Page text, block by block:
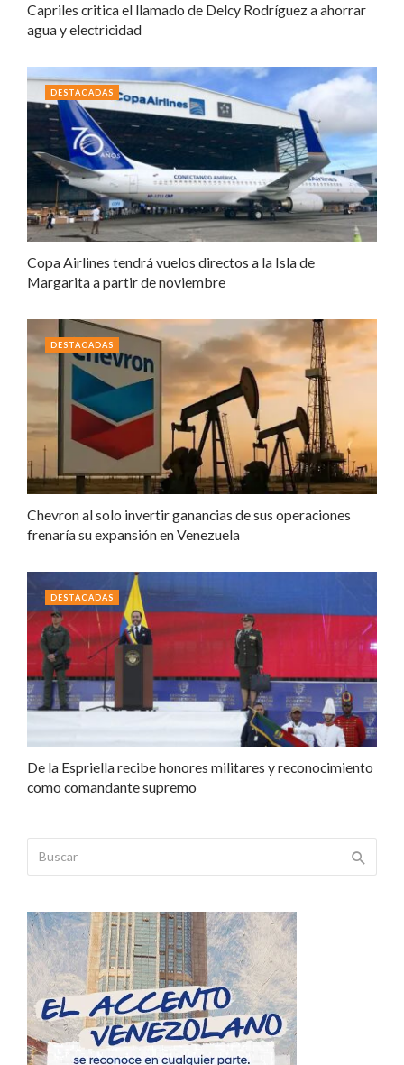
Capriles critica el llamado de Delcy Rodríguez a ahorrar
agua y electricidad
Copa Airlines tendrá vuelos directos a la Isla de
Margarita a partir de noviembre
DESTACADAS
Chevron al solo invertir ganancias de sus operaciones
frenaría su expansión en Venezuela
DESTACADAS
De la Espriella recibe honores militares y reconocimiento
como comandante supremo
DESTACADAS